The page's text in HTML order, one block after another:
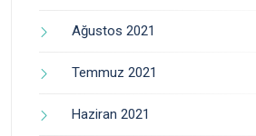
Ağustos 2021
Temmuz 2021
Haziran 2021